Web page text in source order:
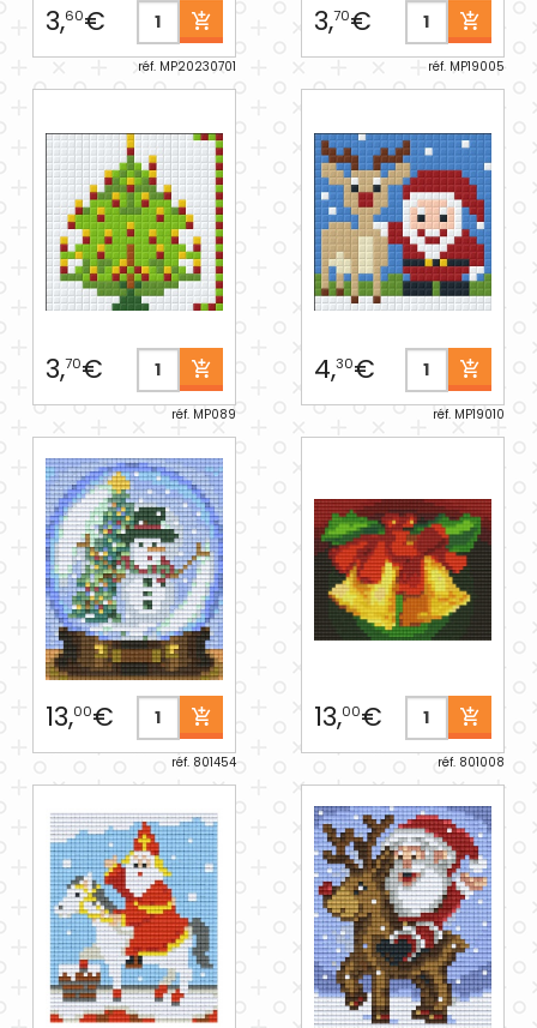
3,60€
réf. MP20230701
3,70€
réf. MP19005
3,70€
réf. MP089
4,30€
réf. MP19010
13,00€
réf. 801454
13,00€
réf. 801008